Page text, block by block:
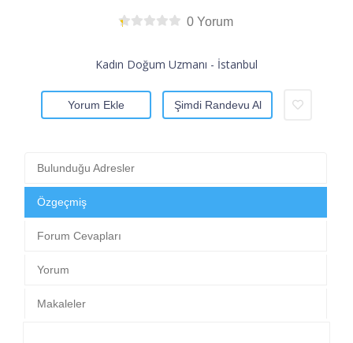
0 Yorum
Kadın Doğum Uzmanı - İstanbul
Yorum Ekle Şimdi Randevu Al
Bulunduğu Adresler
Özgeçmiş
Forum Cevapları
Yorum
Makaleler